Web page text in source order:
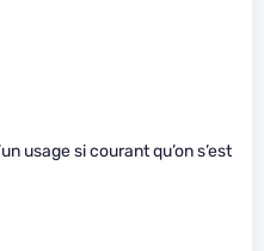
usage si courant qu’on s’est